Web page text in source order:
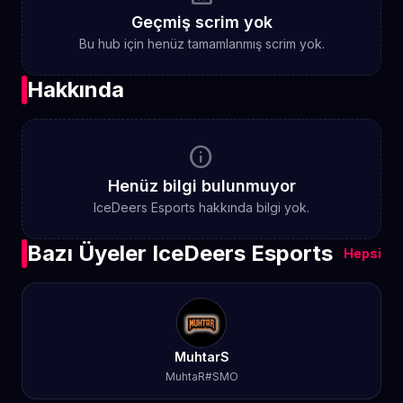
Geçmiş scrim yok
Bu hub için henüz tamamlanmış scrim yok.
Hakkında
info
Henüz bilgi bulunmuyor
IceDeers Esports hakkında bilgi yok.
Bazı Üyeler IceDeers Esports Hepsi
MuhtarS
MuhtaR#SMO